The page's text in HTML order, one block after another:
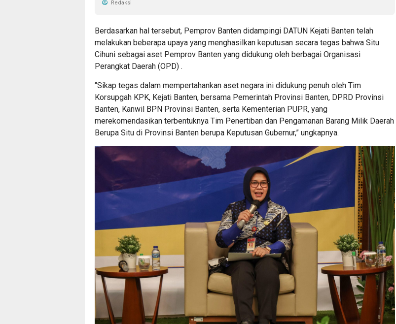
Redaksi
Berdasarkan hal tersebut, Pemprov Banten didampingi DATUN Kejati Banten telah
melakukan beberapa upaya yang menghasilkan keputusan secara tegas bahwa Situ
Cihuni sebagai aset Pemprov Banten yang didukung oleh berbagai Organisasi
Perangkat Daerah (OPD) .
“Sikap tegas dalam mempertahankan aset negara ini didukung penuh oleh Tim
Korsupgah KPK, Kejati Banten, bersama Pemerintah Provinsi Banten, DPRD Provinsi
Banten, Kanwil BPN Provinsi Banten, serta Kementerian PUPR, yang
merekomendasikan terbentuknya Tim Penertiban dan Pengamanan Barang Milik Daerah
Berupa Situ di Provinsi Banten berupa Keputusan Gubernur,” ungkapnya.